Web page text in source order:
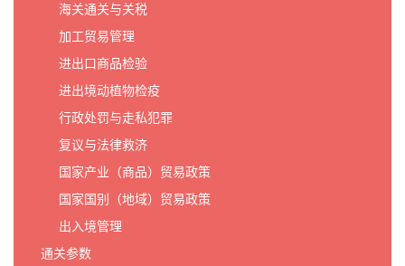
海关通关与关税
加工贸易管理
进出口商品检验
进出境动植物检疫
行政处罚与走私犯罪
复议与法律救济
国家产业（商品）贸易政策
国家国别（地域）贸易政策
出入境管理
通关参数